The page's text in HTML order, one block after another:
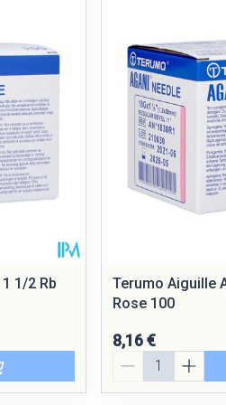
Yeux
Afficher plus
insectes Senteur
CBD
1/2 Rb
Terumo Aiguille
Rose 100
8,16 €
Quantité